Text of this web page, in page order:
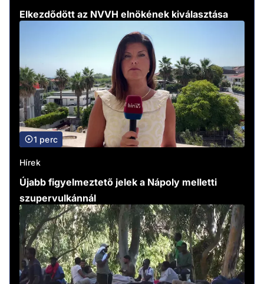
Elkezdődött az NVVH elnökének kiválasztása
1 perc
Hírek
Újabb figyelmeztető jelek a Nápoly melletti
szupervulkánnál